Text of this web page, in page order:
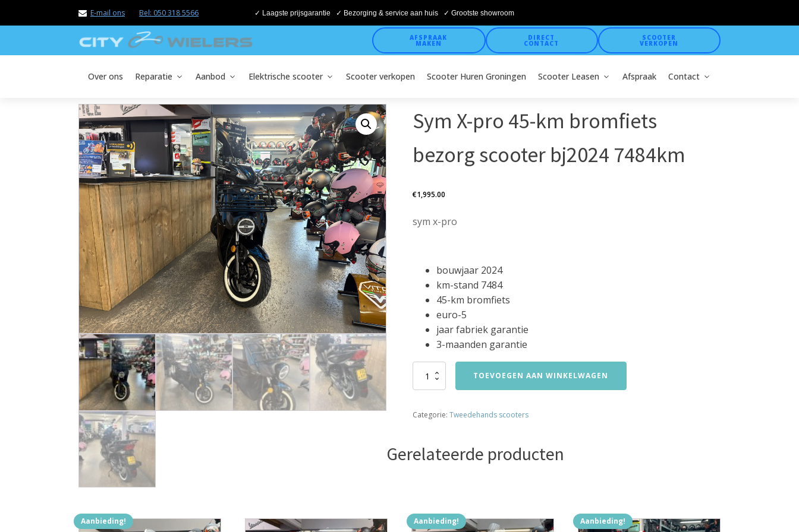
E-mail ons Bel: 050 318 5566 ✓ Laagste prijsgarantie ✓ Bezorging & service aan huis ✓ Grootste showroom
AFSPRAAK
MAKEN
DIRECT
CONTACT
SCOOTER
VERKOPEN
Over ons Reparatie Aanbod Elektrische scooter Scooter verkopen Scooter Huren Groningen Scooter Leasen Afspraak Contact
Sym X-pro 45-km bromfiets
bezorg scooter bj2024 7484km
€1,995.00
sym x-pro
bouwjaar 2024
km-stand 7484
45-km bromfiets
euro-5
jaar fabriek garantie
3-maanden garantie
km
scooter
bj2024
TOEVOEGEN AAN WINKELWAGEN
Categorie: Tweedehands scooters
Gerelateerde producten
Aanbieding! Aanbieding! Aanbieding!